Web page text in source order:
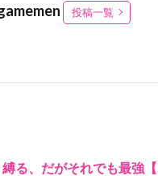
投稿一覧
縛る、だがそれでも最強【